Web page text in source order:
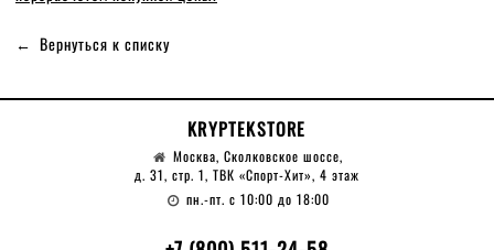
Вернуться к списку
KRYPTEKSTORE
Москва, Сколковское шоссе,
д. 31, стр. 1, ТВК «Спорт-Хит», 4 этаж
пн.-пт. с 10:00 до 18:00